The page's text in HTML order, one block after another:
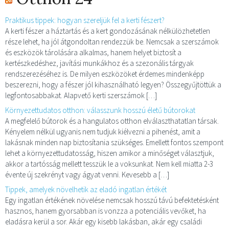
Praktikus tippek: hogyan szereljük fel a kerti fészert?
A kerti fészer a háztartás és a kert gondozásának nélkülözhetetlen
része lehet, ha jól átgondoltan rendezzük be. Nemcsak a szerszámok
és eszközök tárolására alkalmas, hanem helyet biztosít a
kertészkedéshez, javítási munkákhoz és a szezonális tárgyak
rendszerezéséhez is. De milyen eszközöket érdemes mindenképp
beszerezni, hogy a fészer jól kihasználható legyen? Összegyűjtöttük a
legfontosabbakat. Alapvető kerti szerszámok […]
Környezettudatos otthon: válasszunk hosszú életű bútorokat
A megfelelő bútorok és a hangulatos otthon elválaszthatatlan társak.
Kényelem nélkül ugyanis nem tudjuk kiélvezni a pihenést, amit a
lakásnak minden nap biztosítania szükséges. Emellett fontos szempont
lehet a környezettudatosság, hiszen amikor a minőséget választjuk,
akkor a tartósság mellett tesszük le a voksunkat. Nem kell miatta 2-3
évente új szekrényt vagy ágyat venni. Kevesebb a […]
Tippek, amelyek növelhetik az eladó ingatlan értékét
Egy ingatlan értékének növelése nemcsak hosszú távú befektetésként
hasznos, hanem gyorsabban is vonzza a potenciális vevőket, ha
eladásra kerül a sor. Akár egy kisebb lakásban, akár egy családi